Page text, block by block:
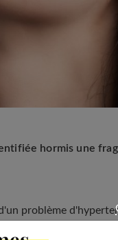
hormis une
problème